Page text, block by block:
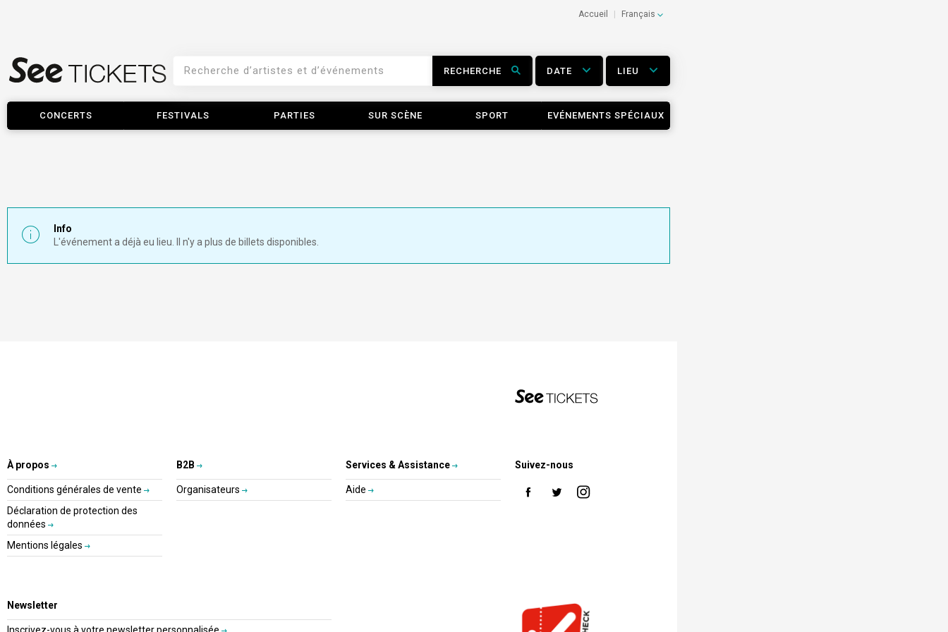
Accueil Français
RECHERCHE DATE LIEU
CONCERTS FESTIVALS PARTIES SUR SCÈNE SPORT EVÉNEMENTS SPÉCIAUX
Info
L'événement a déjà eu lieu. Il n'y a plus de billets disponibles.
À propos
Conditions générales de vente
Déclaration de protection des
données
Mentions légales
B2B
Organisateurs
Services & Assistance
Aide
Suivez-nous
Newsletter